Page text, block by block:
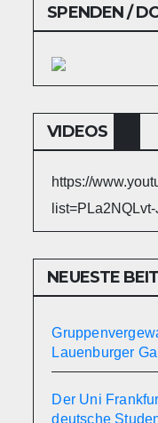
SPENDEN /
VIDEOS
https://
NEUESTE
Lauenburger
Der Uni
deutsche